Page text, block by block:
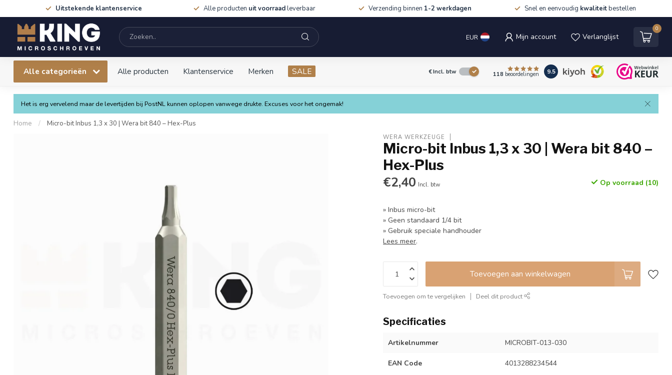
Uitstekende klantenservice Alle producten uit voorraadleverbaar Verzending binnen 1-2 werkdagen Snel en eenvoudig kwaliteitbestellen
EUR Mijn account Verlanglijst
0
Alle categorieën Alle producten Klantenservice Merken SALE €Incl. btw 118 beoordelingen 9.5
Het is erg vervelend maar de levertijden bij PostNL kunnen oplopen vanwege drukte. Excuses voor het ongemak!
Home / Micro-bit Inbus 1,3 x 30 | Wera bit 840 – Hex-Plus
WERA WERKZEUGE
Micro-bit Inbus 1,3 x 30 | Wera bit 840 –
Hex-Plus
€2,40 Incl. btw Op voorraad (10)
» Inbus micro-bit
» Geen standaard 1/4 bit
» Gebruik speciale handhouder
Lees meer.
Toevoegen aan winkelwagen
Toevoegen om te vergelijken Deel dit product
Specificaties
Artikelnummer MICROBIT-013-030
EAN Code 4013288234544